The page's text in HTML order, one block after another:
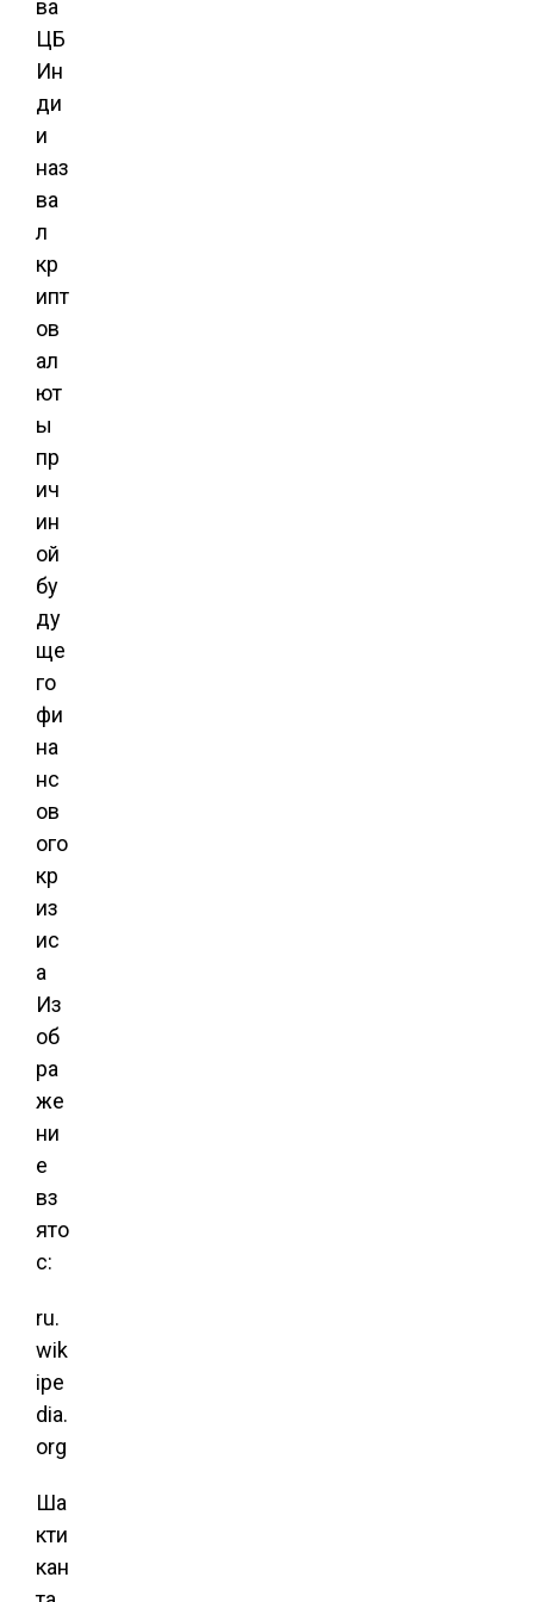
Из
об
ра
же
ни
е
вз
ято
с:
ru.
wik
ipe
dia.
org
Ша
кти
кан